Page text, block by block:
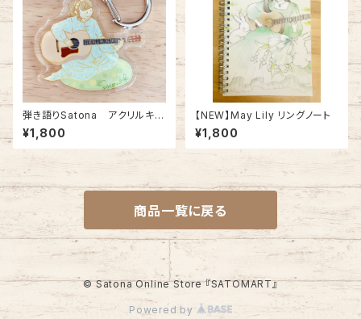
弾き語りSatona アクリルキー
ホルダー
¥1,800
【NEW】May Lily リングノート
¥1,800
商品一覧に戻る
© Satona Online Store 『SATOMART』
Powered by